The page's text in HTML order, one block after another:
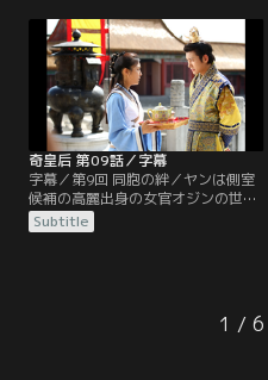
て、元に着いたら自分の側室にする
と迫る。事情を知ったワン・ユ
は…。一方、チュルクの残党討伐を
命じられたペガンは西の辺境に着く
が、軍営はひどい有様だった。
奇皇后 第09話／字幕
字幕／第9回 同胞の絆／ヤンは側室
候補の高麗出身の女官オジンの世話
係になる。オジンの部屋を出たヤン
は、タファンと遭遇。タファンはヤ
ァンを殺すチャンスだと考える。西
の辺境では、高麗の兵士の指揮権を
Subtitle
1